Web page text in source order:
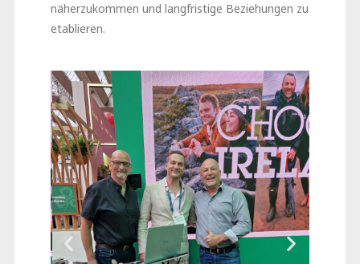
näherzukommen und langfristige Beziehungen zu
etablieren.